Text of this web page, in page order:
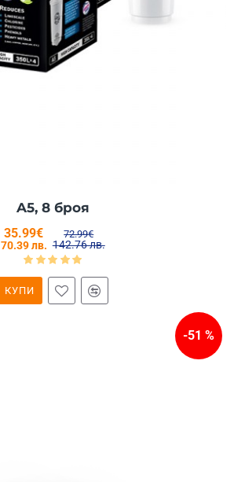
A5, 8 броя
35.99€
70.39 лв.
72.99€
142.76 лв.
КУПИ
-51 %